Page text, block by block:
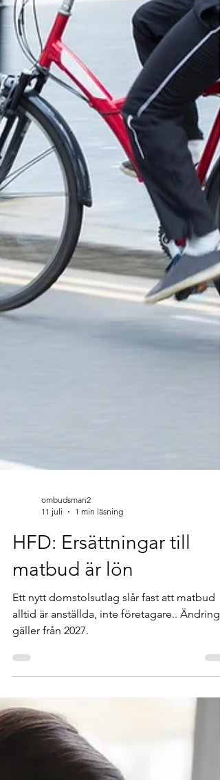
11 juli
1 min läsning
HFD: Ersättningar till
matbud är lön
Ett nytt domstolsutlag slår fast att matbud
alltid är anställda, inte företagare..
gäller från 2027.